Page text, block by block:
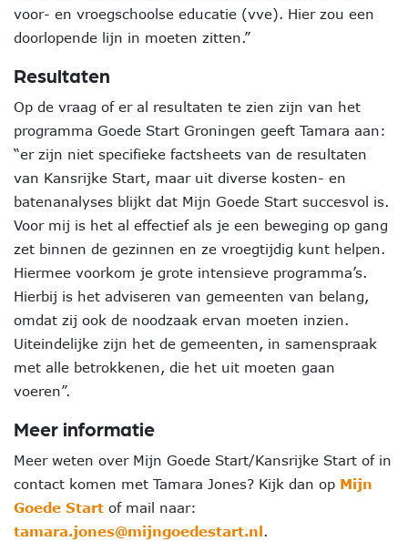
voor- en vroegschoolse educatie (vve). Hier zou een
doorlopende lijn in moeten zitten.”
Resultaten
Op de vraag of er al resultaten te zien zijn van het
programma Goede Start Groningen geeft Tamara aan:
“er zijn niet specifieke factsheets van de resultaten
van Kansrijke Start, maar uit diverse kosten- en
batenanalyses blijkt dat Mijn Goede Start succesvol is.
Voor mij is het al effectief als je een beweging op gang
zet binnen de gezinnen en ze vroegtijdig kunt helpen.
Hiermee voorkom je grote intensieve programma’s.
Hierbij is het adviseren van gemeenten van belang,
omdat zij ook de noodzaak ervan moeten inzien.
Uiteindelijke zijn het de gemeenten, in samenspraak
met alle betrokkenen, die het uit moeten gaan
voeren”.
Meer informatie
Meer weten over Mijn Goede Start/Kansrijke Start of in
contact komen met Tamara Jones? Kijk dan op Mijn
Goede Start of mail naar:
tamara.jones@mijngoedestart.nl.